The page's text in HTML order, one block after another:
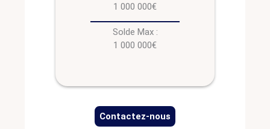
1 000 000€
Solde Max :
1 000 000€
Contactez-nous